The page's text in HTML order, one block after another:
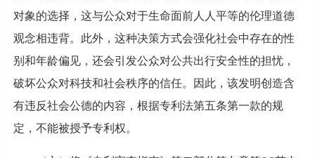
对象的选择，这与公众对于生命面前人人平等的伦理道德
观念相违背。此外，这种决策方式会强化社会中存在的性
别和年龄偏见，还会引发公众对公共出行安全性的担忧，
破坏公众对科技和社会秩序的信任。因此，该发明创造含
有违反社会公德的内容，根据专利法第五条第一款的规
定，不能被授予专利权。